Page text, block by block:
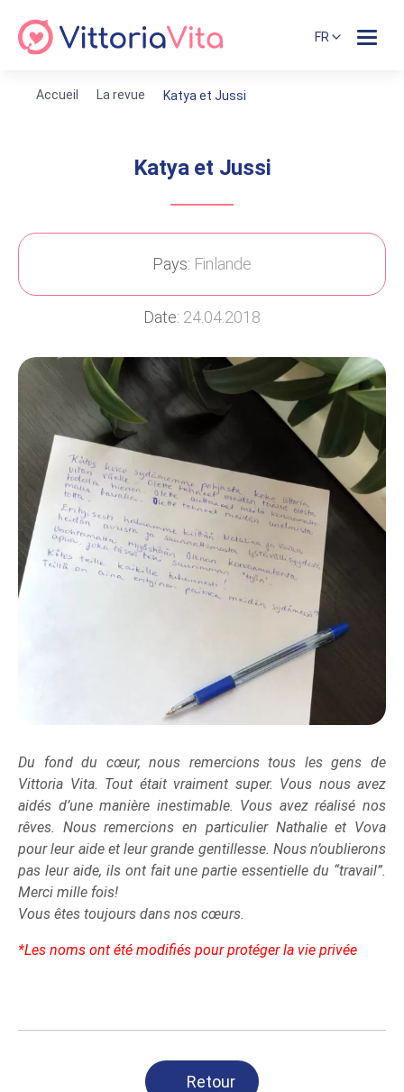
FR
Accueil La revue Katya et Jussi
Katya et Jussi
Pays: Finlande
Date: 24.04.2018
Du fond du cœur, nous remercions tous les gens de
Vittoria Vita. Tout était vraiment super. Vous nous avez
aidés d’une manière inestimable. Vous avez réalisé nos
rêves. Nous remercions en particulier Nathalie et Vova
pour leur aide et leur grande gentillesse. Nous n’oublierons
pas leur aide, ils ont fait une partie essentielle du “travail”.
Merci mille fois!
Vous êtes toujours dans nos cœurs.
*Les noms ont été modifiés pour protéger la vie privée
Retour